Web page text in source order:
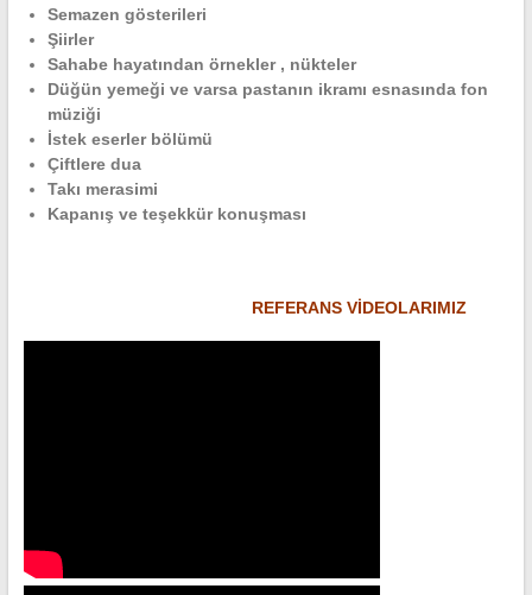
Semazen gösterileri
Şiirler
Sahabe hayatından örnekler , nükteler
Düğün yemeği ve varsa pastanın ikramı esnasında fon
müziği
İstek eserler bölümü
Çiftlere dua
Takı merasimi
Kapanış ve teşekkür konuşması
REFERANS VİDEOLARIMIZ